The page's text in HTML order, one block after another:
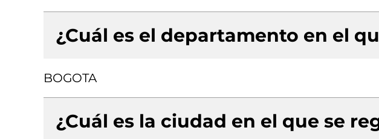
¿Cuál es el departamento en el
BOGOTA
¿Cuál es la ciudad en el que se